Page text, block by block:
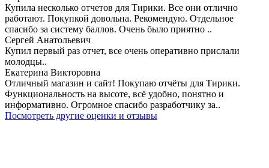
Купила несколько отчетов для Тирики. Все они отлично
работают. Покупкой довольна. Рекомендую. Отдельное
спасибо за систему баллов. Очень было приятно ..
Сергей Анатольевич
Купил первый раз отчет, все очень оперативно прислали
молодцы..
Екатерина Викторовна
Отличный магазин и сайт! Покупаю отчёты для Тирики.
Функциональность на высоте, всё удобно, понятно и
информативно. Огромное спасибо разработчику за..
Посмотреть другие оценки и отзывы